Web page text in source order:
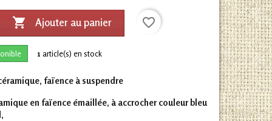
 Ajouter au panier favorite_border
1 article(s) en stock
faïence à suspendre
en faïence émaillée, à accrocher couleur bleu